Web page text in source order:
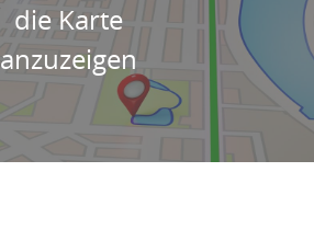
die Karte
anzuzeigen